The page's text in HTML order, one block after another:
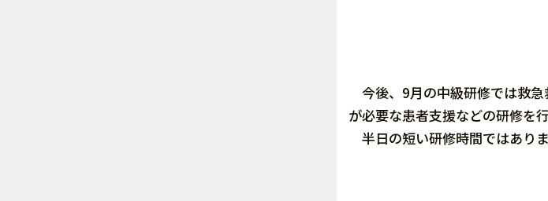
今後、9月の中級研修では救
が必要な患者支援などの研修を行
半日の短い研修時間ではあり